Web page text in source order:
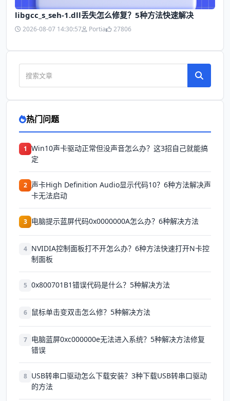
libgcc_s_seh-1.dll丢失怎么修复？5种方法快速解决
2026-08-07 14:30:57 Portia 27806
热门问题
1 Win10声卡驱动正常但没声音怎么办？这3招自己就能搞
定
2 声卡High Definition Audio显示代码10？6种方法解决声
卡无法启动
3 电脑提示蓝屏代码0x0000000A怎么办？6种解决方法
4 NVIDIA控制面板打不开怎么办？6种方法快速打开N卡控
制面板
5 0x800701B1错误代码是什么？5种解决方法
6 鼠标单击变双击怎么修？5种解决方法
7 电脑蓝屏0xc000000e无法进入系统？5种解决方法修复
错误
8 USB转串口驱动怎么下载安装？3种下载USB转串口驱动
的方法